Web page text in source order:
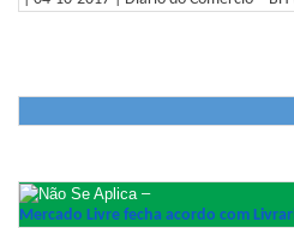
–
Mercado Livre fecha acordo com